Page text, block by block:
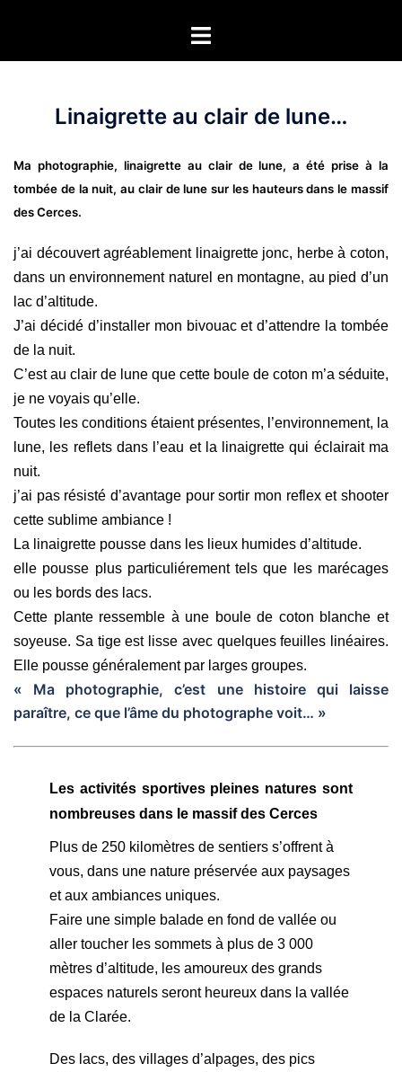
contenu
Ouvrir/fermer
Linaigrette au clair de lune…
Ma photographie, linaigrette au clair de lune, a été prise à la
tombée de la nuit, au clair de lune sur les hauteurs dans le massif
des Cerces.
j’ai découvert agréablement linaigrette jonc, herbe à coton,
dans un environnement naturel en montagne, au pied d’un
lac d’altitude.
J’ai décidé d’installer mon bivouac et d’attendre la tombée
de la nuit.
C’est au clair de lune que cette boule de coton m’a séduite,
je ne voyais qu’elle.
Toutes les conditions étaient présentes, l’environnement, la
lune, les reflets dans l’eau et la linaigrette qui éclairait ma
nuit.
j’ai pas résisté d’avantage pour sortir mon reflex et shooter
cette sublime ambiance !
La linaigrette pousse dans les lieux humides d’altitude.
elle pousse plus particuliérement tels que les marécages
ou les bords des lacs.
Cette plante ressemble à une boule de coton blanche et
soyeuse. Sa tige est lisse avec quelques feuilles linéaires.
Elle pousse généralement par larges groupes.
« Ma photographie, c’est une histoire qui laisse
paraître, ce que l’âme du photographe voit… »
Les activités sportives pleines natures sont
nombreuses dans le massif des Cerces
Plus de 250 kilomètres de sentiers s’offrent à
vous, dans une nature préservée aux paysages
et aux ambiances uniques.
Faire une simple balade en fond de vallée ou
aller toucher les sommets à plus de 3 000
mètres d’altitude, les amoureux des grands
espaces naturels seront heureux dans la vallée
de la Clarée.
Des lacs, des villages d’alpages, des pics